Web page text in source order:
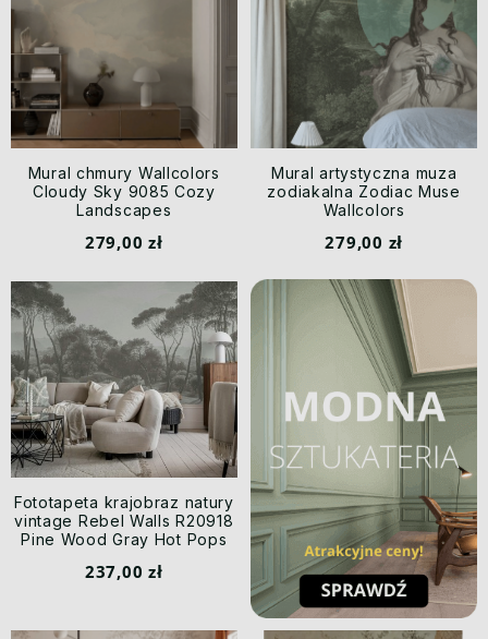
Mural chmury Wallcolors
Cloudy Sky 9085 Cozy
Landscapes
279,00 zł
Mural artystyczna muza
zodiakalna Zodiac Muse
Wallcolors
279,00 zł
Fototapeta krajobraz natury
vintage Rebel Walls R20918
Pine Wood Gray Hot Pops
237,00 zł